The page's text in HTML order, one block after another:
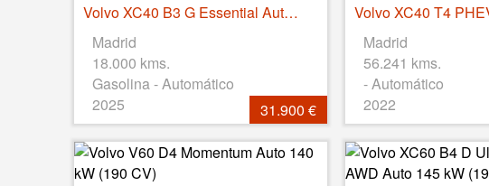
Volvo XC40 B3 G Essential Auto 120 kW (163 CV)
Madrid
18.000 kms.
Gasolina - Automático
2025
31.900 €
Madrid
56.241 kms.
- Automático
2022